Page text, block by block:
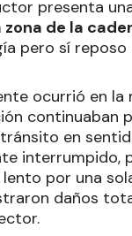
presenta
de la
pero sí
ocurrió en la
continuaban
tránsito en
interrumpido,
por una
daños